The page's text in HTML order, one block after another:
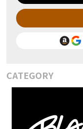
CATEGORY